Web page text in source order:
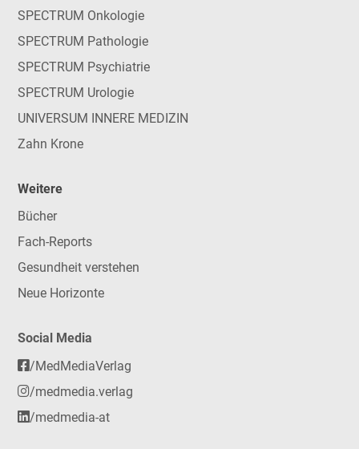
SPECTRUM Onkologie
SPECTRUM Pathologie
SPECTRUM Psychiatrie
SPECTRUM Urologie
UNIVERSUM INNERE MEDIZIN
Zahn Krone
Weitere
Bücher
Fach-Reports
Gesundheit verstehen
Neue Horizonte
Social Media
/MedMediaVerlag
/medmedia.verlag
/medmedia-at